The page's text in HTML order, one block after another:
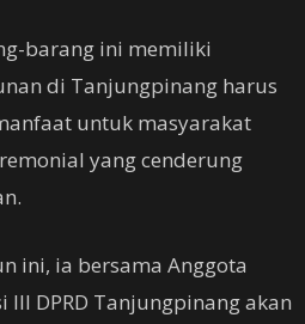
barang ini memiliki
di Tanjungpinang harus
untuk masyarakat
yang cenderung
ini, ia bersama Anggota
DPRD Tanjungpinang akan